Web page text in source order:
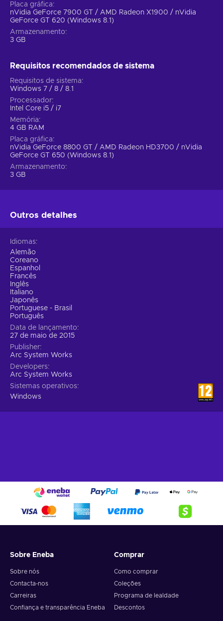
Placa gráfica
nVidia GeForce 7900 GT / AMD Radeon X1900 / nVidia
GeForce GT 620 (Windows 8.1)
Armazenamento
3 GB
Requisitos recomendados de sistema
Requisitos de sistema
Windows 7 / 8 / 8.1
Processador
Intel Core i5 / i7
Memória
4 GB RAM
Placa gráfica
nVidia GeForce 8800 GT / AMD Radeon HD3700 / nVidia
GeForce GT 650 (Windows 8.1)
Armazenamento
3 GB
Outros detalhes
Idiomas
Alemão
Coreano
Espanhol
Francês
Inglês
Italiano
Japonês
Portuguese - Brasil
Português
Data de lançamento
27 de maio de 2015
Publisher
Arc System Works
Developers
Arc System Works
Sistemas operativos
Windows
Sobre Eneba
Sobre nós
Contacta-nos
Carreiras
Confiança e transparência Eneba
Comprar
Como comprar
Coleções
Programa de lealdade
Descontos